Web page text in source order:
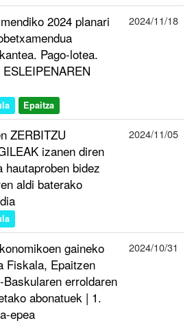
2024 planari
Pago-lotea.
Epaitza
2024/11/18
ZERBITZU
izanen diren
hautaproben bidez
aldi baterako
2024/11/05
gaineko
Fiskala, Epaitzen
erroldaren
abonatuek | 1.
epea
2024/10/31